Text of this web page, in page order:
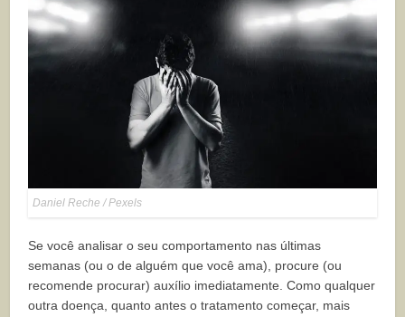
Daniel Reche / Pexels
Se você analisar o seu comportamento nas últimas
semanas (ou o de alguém que você ama), procure (ou
recomende procurar) auxílio imediatamente. Como qualquer
outra doença, quanto antes o tratamento começar, mais